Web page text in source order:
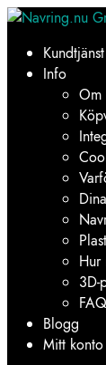
Hoppa
navigering
Hoppa
innehållKundtjänst
Info
Om
Hur
3D-
FAQ
Blogg
Mitt konto